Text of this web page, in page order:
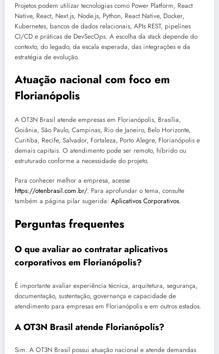
Projetos podem utilizar tecnologias como Power Platform, React
Native, React, Next.js, Node.js, Python, React Native, Docker,
Kubernetes, bancos de dados relacionais, APIs REST, pipelines
CI/CD e práticas de DevSecOps. A escolha da stack depende do
contexto, do legado, da escala esperada, das integrações e da
estratégia de evolução.
Atuação nacional com foco em
Florianópolis
A OT3N Brasil atende empresas em Florianópolis, Brasília,
Goiânia, São Paulo, Campinas, Rio de Janeiro, Belo Horizonte,
Curitiba, Recife, Salvador, Fortaleza, Porto Alegre, Florianópolis e
demais capitais. O atendimento pode ser remoto, híbrido ou
estruturado conforme a necessidade do projeto.
Para conhecer melhor a empresa, acesse
https://otenbrasil.com.br/. Para aprofundar o tema, consulte
também a página pilar sugerida: Aplicativos Corporativos.
Perguntas frequentes
O que avaliar ao contratar aplicativos
corporativos em Florianópolis?
É importante avaliar experiência técnica, arquitetura, segurança,
documentação, sustentação, governança e capacidade de
atendimento para empresas em Florianópolis e em outros estados.
A OT3N Brasil atende Florianópolis?
Sim. A OT3N Brasil possui atuação nacional e atende demandas